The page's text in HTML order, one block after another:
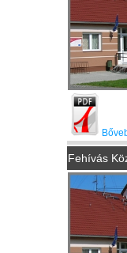
Fehívás